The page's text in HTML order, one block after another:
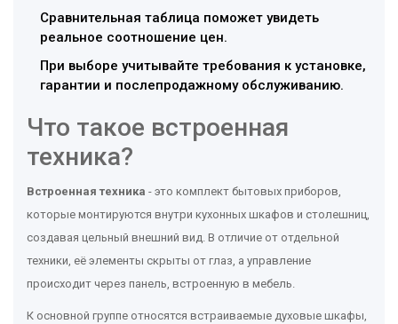
Сравнительная таблица поможет увидеть
реальное соотношение цен.
При выборе учитывайте требования к установке,
гарантии и послепродажному обслуживанию.
Что такое встроенная
техника?
Встроенная техника - это комплект бытовых приборов,
которые монтируются внутри кухонных шкафов и столешниц,
создавая цельный внешний вид. В отличие от отдельной
техники, её элементы скрыты от глаз, а управление
происходит через панель, встроенную в мебель.
К основной группе относятся встраиваемые духовые шкафы,